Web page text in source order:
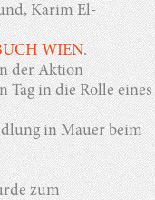
Karim El-
WIEN.
der Aktion
Tag in die Rolle eines
in Mauer beim
zum